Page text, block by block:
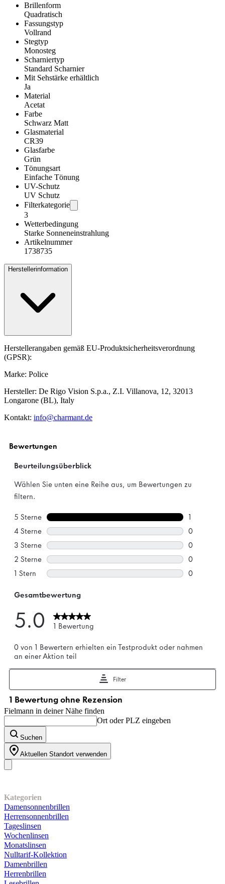
Brillenform
Quadratisch
Fassungstyp
Vollrand
Stegtyp
Monosteg
Scharniertyp
Standard Scharnier
Mit Sehstärke erhältlich
Ja
Material
Acetat
Farbe
Schwarz Matt
Glasmaterial
CR39
Glasfarbe
Grün
Tönungsart
Einfache Tönung
UV-Schutz
UV Schutz
Filterkategorie
3
Wetterbedingung
Starke Sonneneinstrahlung
Artikelnummer
1738735
Herstellerinformation
Herstellerangaben gemäß EU-Produktsicherheitsverordnung
(GPSR):
Marke: Police
Hersteller: De Rigo Vision S.p.a., Z.I. Villanova, 12, 32013
Longarone (BL), Italy
Kontakt: info@charmant.de
Fielmann in deiner Nähe finden
Ort oder PLZ eingeben
Suchen
Aktuellen Standort verwenden
Kategorien
Damensonnenbrillen
Herrensonnenbrillen
Tageslinsen
Wochenlinsen
Monatslinsen
Nulltarif-Kollektion
Damenbrillen
Herrenbrillen